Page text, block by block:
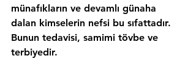
münafıkların ve devamlı günaha
dalan kimselerin nefsi bu sıfattadır.
Bunun tedavisi, samimi tövbe ve
terbiyedir.